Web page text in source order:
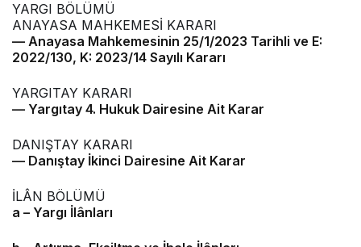
YARGI BÖLÜMÜ
ANAYASA MAHKEMESİ KARARI
–– Anayasa Mahkemesinin 25/1/2023 Tarihli ve E:
2022/130, K: 2023/14 Sayılı Kararı
YARGITAY KARARI
–– Yargıtay 4. Hukuk Dairesine Ait Karar
DANIŞTAY KARARI
–– Danıştay İkinci Dairesine Ait Karar
İLÂN BÖLÜMÜ
a – Yargı İlânları